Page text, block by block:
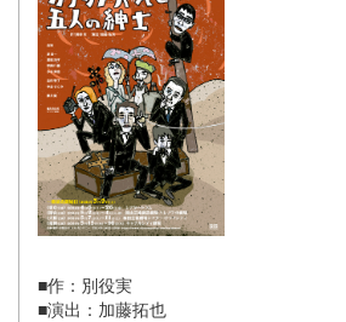
■作：別役実
■演出：加藤拓也